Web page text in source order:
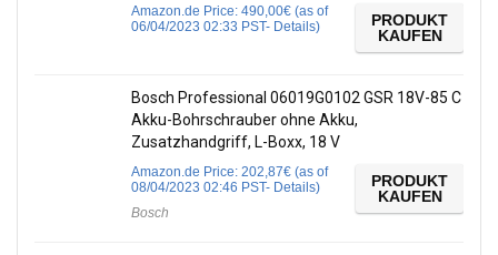
Amazon.de Price: 490,00€ (as of
06/04/2023 02:33 PST- Details)
PRODUKT
KAUFEN
Bosch Professional 06019G0102 GSR 18V-85 C
Akku-Bohrschrauber ohne Akku,
Zusatzhandgriff, L-Boxx, 18 V
Amazon.de Price: 202,87€ (as of
08/04/2023 02:46 PST- Details)
Bosch
PRODUKT
KAUFEN